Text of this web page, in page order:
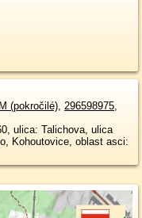
(pokročilé), 296598975,
ulica: Talichova, ulica